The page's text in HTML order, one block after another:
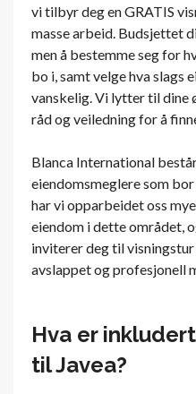
vi tilbyr deg en GRATIS
masse arbeid. Budsjettet
men å bestemme seg for
bo i, samt velge hva
vanskelig. Vi lytter til dine
råd og veiledning for å
Blanca International
eiendomsmeglere som
har vi opparbeidet oss
eiendom i dette området,
inviterer deg til visningstur
avslappet og profesjonell
Hva er
til Javea?